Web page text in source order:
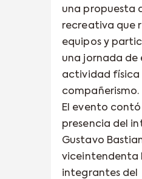
una propuesta
recreativa que
equipos y
una jornada de
actividad física
compañerismo.
El evento
presencia del
Gustavo
viceintendenta
integrantes del